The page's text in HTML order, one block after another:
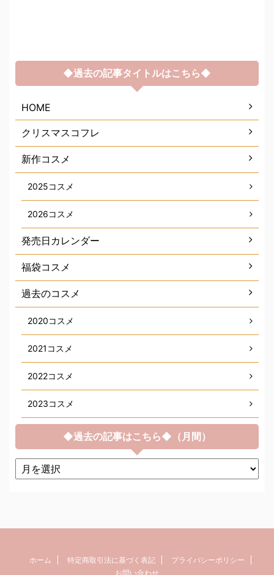
◆過去の記事タイトルはこちら◆
HOME
クリスマスコフレ
新作コスメ
2025コスメ
2026コスメ
発売日カレンダー
福袋コスメ
過去のコスメ
2020コスメ
2021コスメ
2022コスメ
2023コスメ
◆過去の記事はこちら◆（月間）
ホーム 特定商取引法に基づく表記
プライバシーポリシー
お問い合わせ